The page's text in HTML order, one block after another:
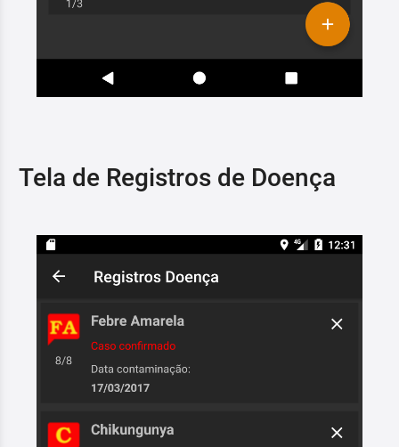
Tela de Registros de Doença